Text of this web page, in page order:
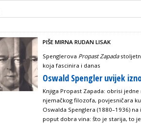
PIŠE MIRNA RUDAN LISAK
Spenglerova Propast Zapada
koja fascinira i danas
Oswald Spengler uvijek
Knjiga Propast Zapada: obrisi
njemačkog filozofa, povjesničara
Oswalda Spenglera (1880–1936)
poput dobra vina: što je starija, to